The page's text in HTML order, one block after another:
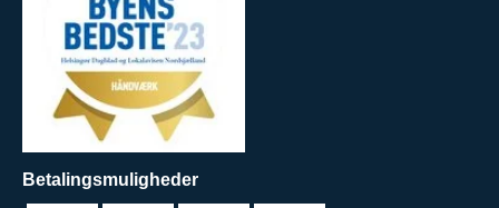
Betalingsmuligheder